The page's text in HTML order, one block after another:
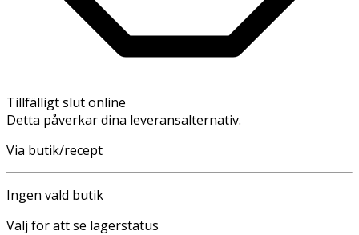
Tillfälligt slut online
Detta påverkar dina leveransalternativ.
Via butik/recept
Ingen vald butik
Välj för att se lagerstatus